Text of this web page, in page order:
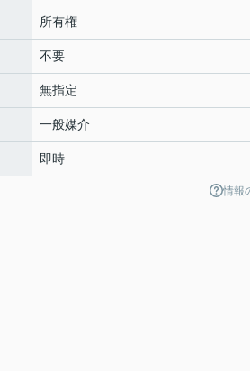
所有権
不要
無指定
一般媒介
即時
情報